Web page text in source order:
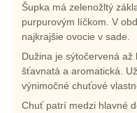
Šupka má zelenožltý
purpurovým líčkom. V
najkrajšie ovocie v sade.
Dužina je sýtočervená
šťavnatá a aromatická.
výnimočné chuťové
Chuť patrí medzi hlavné